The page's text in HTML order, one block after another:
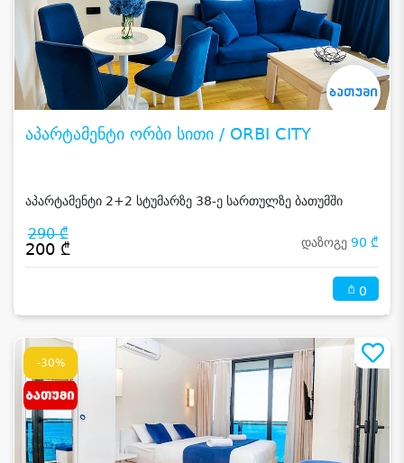
აპარტამენტი ორბი სითი / ORBI CITY
აპარტამენტი 2+2 სტუმარზე 38-ე სართულზე ბათუმში
290 ₾
200 ₾ დაზოგე 90 ₾
0
-30%